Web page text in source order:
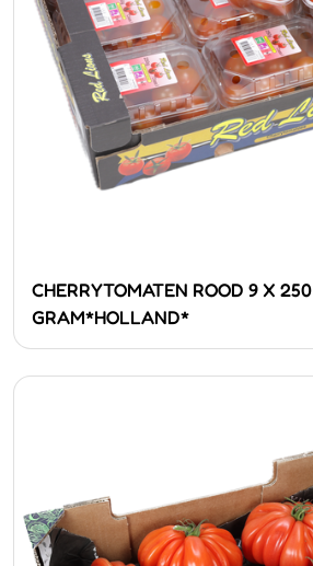
CHERRYTOMATEN ROOD 9 X 250
GRAM*HOLLAND*